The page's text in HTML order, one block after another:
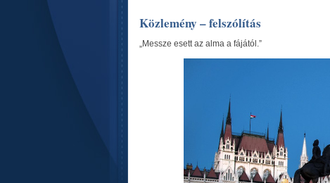
Közlemény – felszólítás
„Messze esett az alma a fájától.”